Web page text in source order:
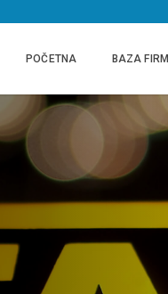
POČETNA BAZA FIRMI